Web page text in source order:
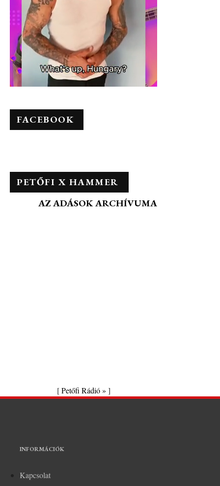
FACEBOOK
PETŐFI X HAMMER
AZ ADÁSOK ARCHÍVUMA
[Petőfi Rádió » ]
INFORMÁCIÓK
Kapcsolat